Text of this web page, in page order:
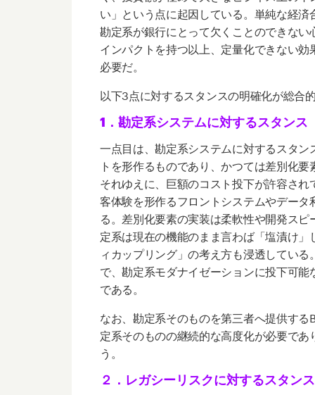
い」という点に起因している。単純な経
勘定系が銀行にとって欠くことのできな
インパクトを持つ以上、定量化できない
必要だ。
以下3点に対するスタンスの明確化が総合
1．勘定系システムに対するスタンス
一点目は、勘定系システムに対するスタ
トを形作るものであり、かつては差別化
それゆえに、巨額のコスト投下が許容され
客体験を形作るフロントシステムやデー
る。差別化要素の実装は柔軟性や開発ス
定系は現在の機能のまま言わば「塩漬け
ィカップリング」の考え方も浸透してい
で、勘定系モダナイゼーションに投下可
である。
なお、勘定系そのものを第三者へ提供する
定系そのものの継続的な高度化が必要で
う。
２．レガシーリスクに対するスタンス